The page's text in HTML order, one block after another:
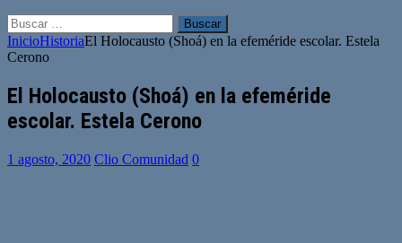
Buscar:
InicioHistoriaEl Holocausto (Shoá) en la efeméride escolar. Estela
Cerono
El Holocausto (Shoá) en la efeméride
escolar. Estela Cerono
1 agosto, 2020 Clio Comunidad 0